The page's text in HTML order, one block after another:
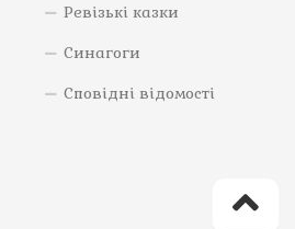
Ревізькі казки
Синагоги
Сповідні відомості